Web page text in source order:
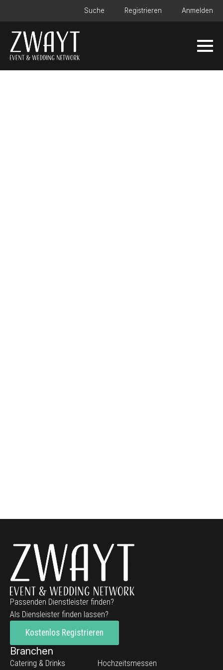
Suche Registrieren Anmelden
Passenden Dienstleister finden?
Als Diensleister finden lassen?
Kostenlos Registrieren
Branchen
Catering & Drinks Hochzeitsmessen